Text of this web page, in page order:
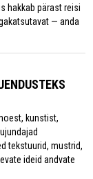
hakkab pärast reisi
— anda
kunstist,
tekstuurid, mustrid,
ideid andvate